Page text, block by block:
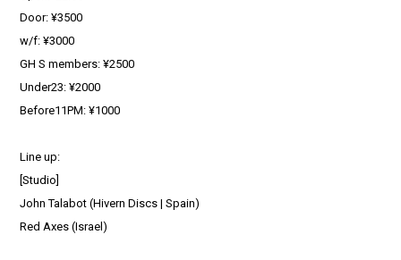
Door: ¥3500
w/f: ¥3000
GH S members: ¥2500
Under23: ¥2000
Before11PM: ¥1000
Line up:
[Studio]
John Talabot (Hivern Discs | Spain)
Red Axes (Israel)